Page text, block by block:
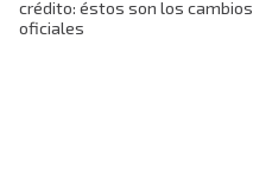
crédito: éstos son los cambios
oficiales